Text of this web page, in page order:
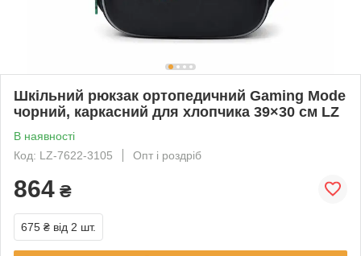
Шкільний рюкзак ортопедичний Gaming Mode
чорний, каркасний для хлопчика 39×30 см LZ
В наявності
Код: LZ-7622-3105
Опт і роздріб
864 ₴
675 ₴ від 2 шт.